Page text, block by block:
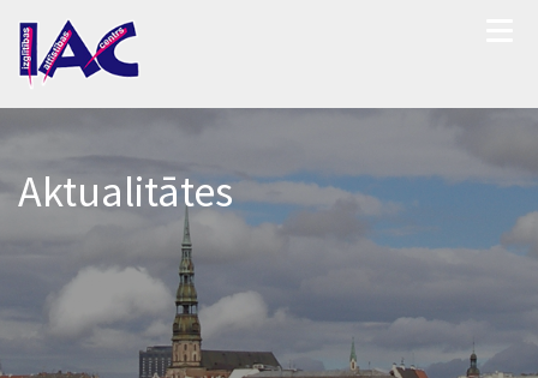
Aktualitātes